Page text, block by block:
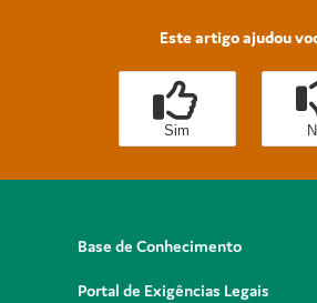
Este artigo ajudou
Sim
Base de Conhecimento
Portal de Exigências Legais